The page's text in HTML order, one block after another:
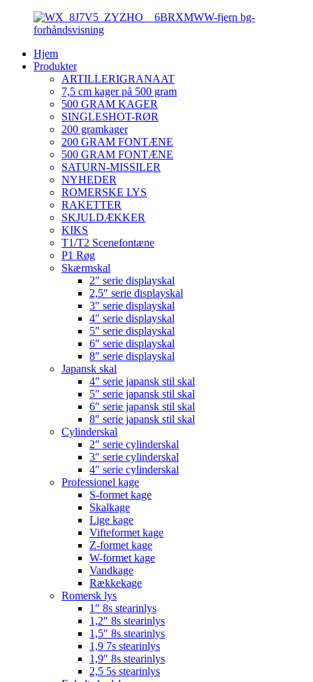
Hjem
Produkter
ARTILLERIGRANAAT
7,5 cm kager på 500 gram
500 GRAM KAGER
SINGLESHOT-RØR
200 gramkager
200 GRAM FONTÆNE
500 GRAM FONTÆNE
SATURN-MISSILER
NYHEDER
ROMERSKE LYS
RAKETTER
SKJULDÆKKER
KIKS
T1/T2 Scenefontæne
P1 Røg
Skærmskal
2″ serie displayskal
2,5″ serie displayskal
3″ serie displayskal
4″ serie displayskal
5″ serie displayskal
6″ serie displayskal
8″ serie displayskal
Japansk skal
4″ serie japansk stil skal
5″ serie japansk stil skal
6″ serie japansk stil skal
8″ serie japansk stil skal
Cylinderskal
2″ serie cylinderskal
3″ serie cylinderskal
4″ serie cylinderskal
Professionel kage
S-formet kage
Skalkage
Lige kage
Vifteformet kage
Z-formet kage
W-formet kage
Vandkage
Rækkekage
Romersk lys
1″ 8s stearinlys
1,2″ 8s stearinlys
1,5″ 8s stearinlys
1,9 7s stearinlys
1,9″ 8s stearinlys
2,5 5s stearinlys